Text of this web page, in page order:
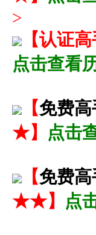
>
【认证高
点击查看
【免费高
★】
点击
【免费高
★★】
点